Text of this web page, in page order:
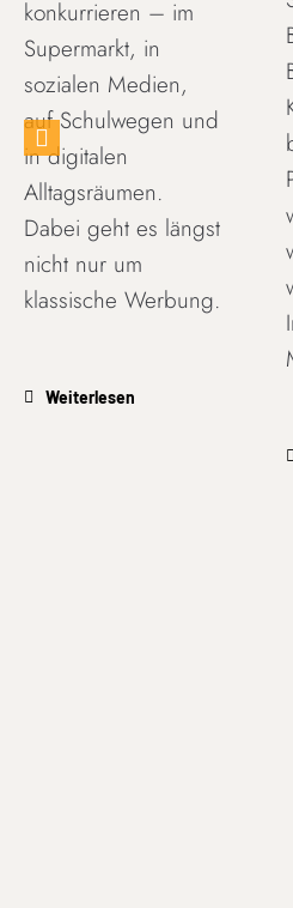
konkurrieren – im
Supermarkt, in
sozialen Medien,
auf Schulwegen und
in digitalen
Alltagsräumen.
Dabei geht es längst
nicht nur um
klassische Werbung.
Weiterlesen